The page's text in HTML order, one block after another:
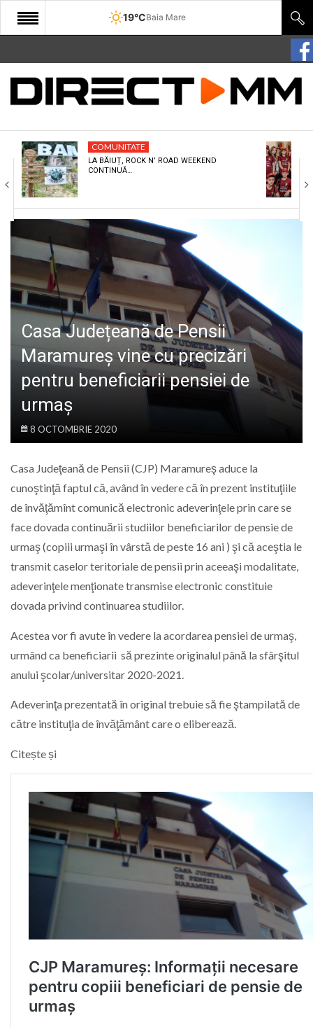
19°CBaia Mare
START
COMUNITATE
CULTURA
ECONOMIE
SANATATE
SPORT
SPECIAL
POLITIC
LIFE
COMUNITATE
LA BĂIUȚ, ROCK N’ ROAD WEEKEND
CONTINUĂ…
Casa Județeană de Pensii
Maramureș vine cu precizări
pentru beneficiarii pensiei de
urmaş
8 OCTOMBRIE 2020
Casa Judeţeană de Pensii (CJP) Maramureş aduce la
cunoştinţă faptul că, având în vedere că în prezent instituţiile
de învăţămînt comunică electronic adeverinţele prin care se
face dovada continuării studiilor beneficiarilor de pensie de
urmaş (copiii urmaşi în vârstă de peste 16 ani ) şi că aceştia le
transmit caselor teritoriale de pensii prin aceeaşi modalitate,
adeverinţele menţionate transmise electronic constituie
dovada privind continuarea studiilor.
Acestea vor fi avute în vedere la acordarea pensiei de urmaş,
urmând ca beneficiarii să prezinte originalul până la sfârşitul
anului şcolar/universitar 2020-2021.
Adeverinţa prezentată în original trebuie să fie ştampilată de
către instituţia de învăţământ care o eliberează.
Citește și